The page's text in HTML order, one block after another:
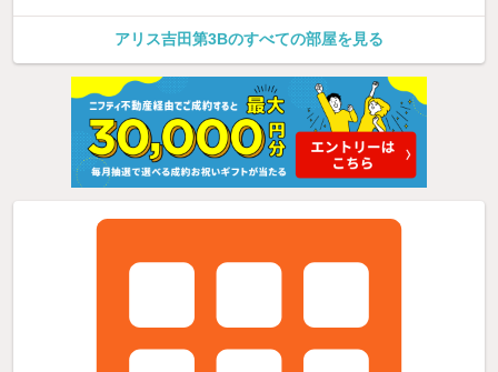
アリス吉田第3Bのすべての部屋を見る